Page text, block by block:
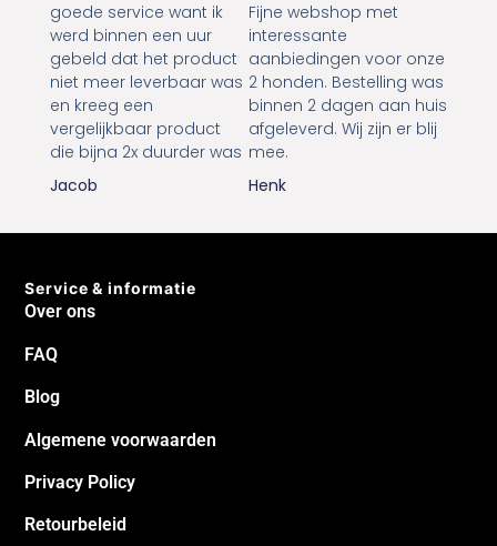
goede service want ik
werd binnen een uur
gebeld dat het product
niet meer leverbaar was
en kreeg een
vergelijkbaar product
die bijna 2x duurder was
Jacob
Fijne webshop met
interessante
aanbiedingen voor onze
2 honden. Bestelling was
binnen 2 dagen aan huis
afgeleverd. Wij zijn er blij
mee.
Henk
Service & informatie
Over ons
FAQ
Blog
Algemene voorwaarden
Privacy Policy
Retourbeleid